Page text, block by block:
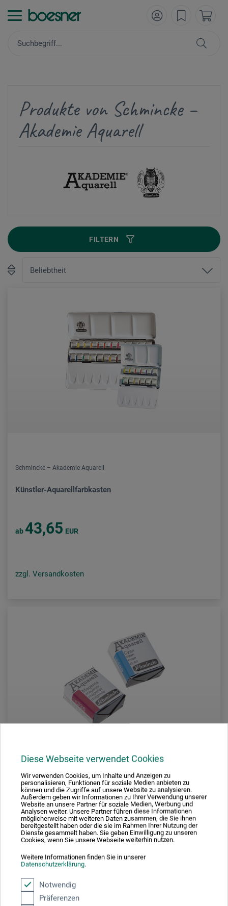
Diese Webseite verwendet Cookies
Wir verwenden Cookies, um Inhalte und Anzeigen zu
personalisieren, Funktionen für soziale Medien anbieten zu
können und die Zugriffe auf unsere Website zu analysieren.
Außerdem geben wir Informationen zu Ihrer Verwendung unserer
Website an unsere Partner für soziale Medien, Werbung und
Analysen weiter. Unsere Partner führen diese Informationen
möglicherweise mit weiteren Daten zusammen, die Sie ihnen
bereitgestellt haben oder die sie im Rahmen Ihrer Nutzung der
Dienste gesammelt haben. Sie geben Einwilligung zu unseren
Cookies, wenn Sie unsere Webseite weiterhin nutzen.
Weitere Informationen finden Sie in unserer
Datenschutzerklärung.
Notwendig
Präferenzen
Produkte von Schmincke –
Akademie Aquarell
FILTERN
Schmincke – Akademie Aquarell
Künstler-Aquarellfarbkasten
ab 43,65 EUR
zzgl. Versandkosten
Schmincke – Akademie Aquarell
Künstler-Aquarellfarbe
4,95
zzgl. Versandkosten